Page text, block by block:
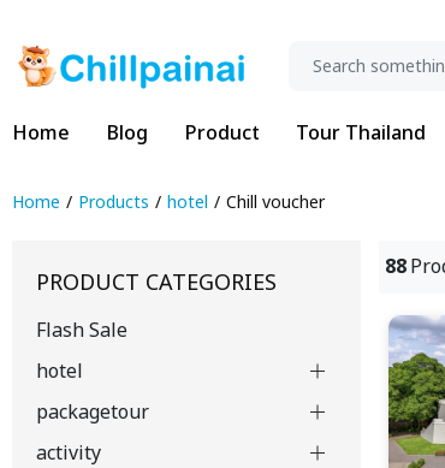
Home Blog Product Tour Thailand
Home Products hotel Chill voucher
PRODUCT CATEGORIES
Flash Sale
hotel
packagetour
activity
88